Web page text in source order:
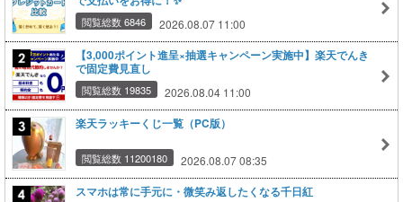
閲覧総数 6846 2026.08.07 11:00
【3,000ポイント進呈×抽選キャンペーン実施中】楽天でんき
で固定費見直し
閲覧総数 19835 2026.08.04 11:00
楽天ラッキーくじ一覧（PC版）
閲覧総数 11200180 2026.08.07 08:35
スマホは常に手元に・微笑み返したくなる千日紅